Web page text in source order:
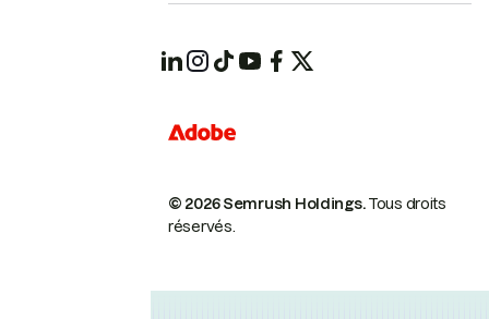
© 2026 Semrush Holdings.Tous droits
réservés.